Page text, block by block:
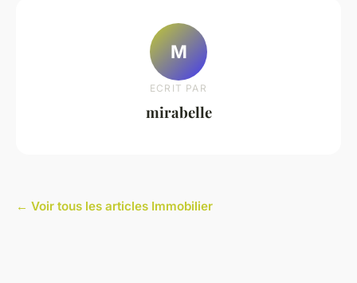
M
ECRIT PAR
mirabelle
← Voir tous les articles Immobilier